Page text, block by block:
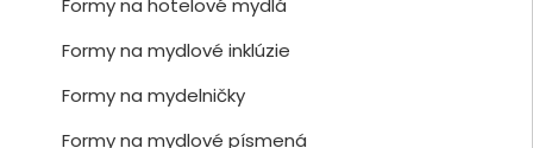
Formy na hotelové mydlá
Formy na mydlové inklúzie
Formy na mydelničky
Formy na mydlové písmená